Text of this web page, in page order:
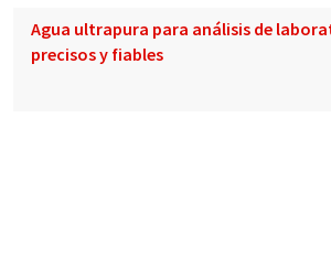
Agua ultrapura para análisis de
precisos y fiables